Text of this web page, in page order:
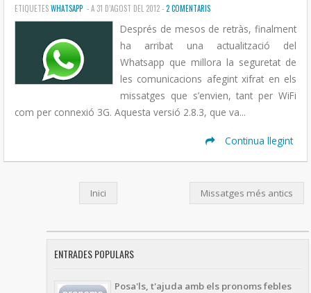
ETIQUETESWHATSAPP - A 31 D’AGOST DEL 2012 -2 COMENTARIS
Després de mesos de retràs, finalment
ha arribat una actualització del
Whatsapp que millora la seguretat de
les comunicacions afegint xifrat en els
missatges que s’envien, tant per WiFi
com per connexió 3G. Aquesta versió 2.8.3, que va...
Continua llegint
Missatges més antics
Inici
ENTRADES POPULARS
Posa'ls, t'ajuda amb els pronoms febles